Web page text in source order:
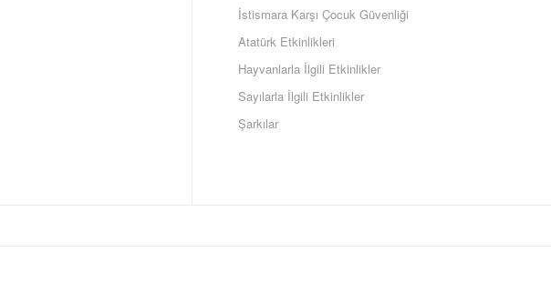
İstismara Karşı Çocuk Güvenliği
Atatürk Etkinlikleri
Hayvanlarla İlgili Etkinlikler
Sayılarla İlgili Etkinlikler
Şarkılar